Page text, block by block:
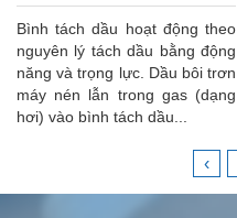
Bình tách dầu hoạt động theo
nguyên lý tách dầu bằng động
năng và trọng lực. Dầu bôi trơn
máy nén lẫn trong gas (dạng
hơi) vào bình tách dầu...
‹